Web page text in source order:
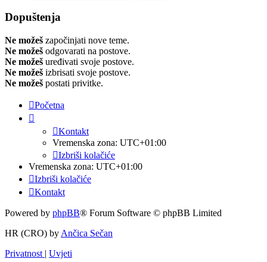
Dopuštenja
Ne možeš započinjati nove teme.
Ne možeš odgovarati na postove.
Ne možeš uređivati svoje postove.
Ne možeš izbrisati svoje postove.
Ne možeš postati privitke.
Početna
Kontakt
Vremenska zona: UTC+01:00
Izbriši kolačiće
Vremenska zona: UTC+01:00
Izbriši kolačiće
Kontakt
Powered by phpBB® Forum Software © phpBB Limited
HR (CRO) by Ančica Sečan
Privatnost | Uvjeti